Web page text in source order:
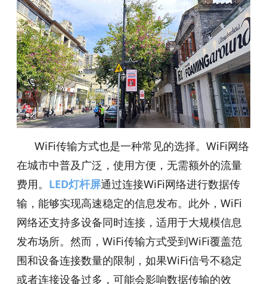
WiFi传输方式也是一种常见的选择。WiFi网络
在城市中普及广泛，使用方便，无需额外的流量
费用。 LED灯杆屏通过连接WiFi网络进行数据传
输，能够实现高速稳定的信息发布。此外，WiFi
网络还支持多设备同时连接，适用于大规模信息
发布场所。然而，WiFi传输方式受到WiFi覆盖范
围和设备连接数量的限制，如果WiFi信号不稳定
或者连接设备过多，可能会影响数据传输的效